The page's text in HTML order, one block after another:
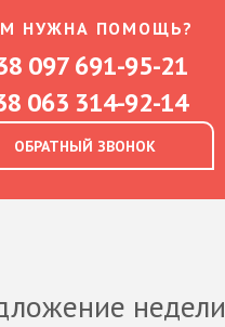
НУЖНА ПОМОЩЬ?
097 691-95-21
063 314-92-14
ОБРАТНЫЙ ЗВОНОК
недели